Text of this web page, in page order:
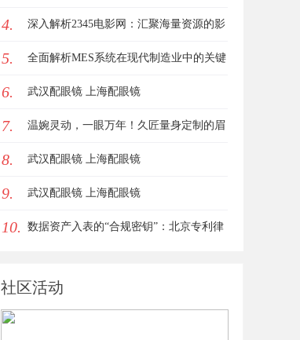
新典范
4. 深入解析2345电影网：汇聚海量资源的影
视娱乐平台
5. 全面解析MES系统在现代制造业中的关键
作用与应用前景
6. 武汉配眼镜 上海配眼镜
7. 温婉灵动，一眼万年！久匠量身定制的眉
眼唇，才是你整张脸的点睛之笔！淡颜系
女生的气质加分项
8. 武汉配眼镜 上海配眼镜
9. 武汉配眼镜 上海配眼镜
10. 数据资产入表的“合规密钥”：北京专利律
社区活动